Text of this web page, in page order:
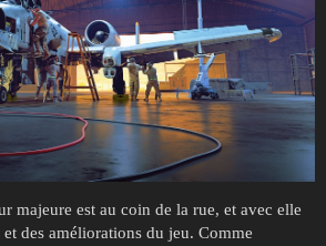
majeure est au coin de la rue, et avec elle
des améliorations du jeu. Comme